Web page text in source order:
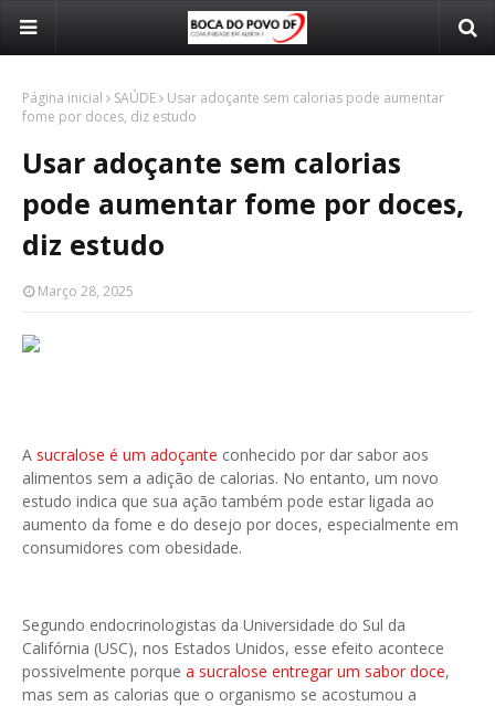
Página inicial SAÚDE
Usar adoçante sem calorias pode aumentar
fome por doces, diz estudo
Usar adoçante sem calorias
pode aumentar fome por doces,
diz estudo
Março 28, 2025
A sucralose é um adoçante conhecido por dar sabor aos
alimentos sem a adição de calorias. No entanto, um novo
estudo indica que sua ação também pode estar ligada ao
aumento da fome e do desejo por doces, especialmente em
consumidores com obesidade.
Segundo endocrinologistas da Universidade do Sul da
Califórnia (USC), nos Estados Unidos, esse efeito acontece
possivelmente porque a sucralose entregar um sabor doce,
mas sem as calorias que o organismo se acostumou a